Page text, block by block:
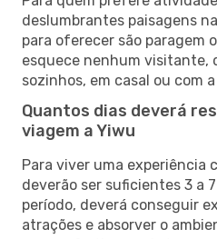
deslumbrantes paisagens
para oferecer são paragem
esquece nenhum visitante,
sozinhos, em casal ou com
Quantos dias deverá
viagem a Yiwu
Para viver uma experiência
deverão ser suficientes 3 a
período, deverá conseguir
atrações e absorver o